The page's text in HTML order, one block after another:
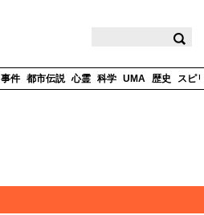
事件 都市伝説 心霊 科学 UMA 歴史 スピ